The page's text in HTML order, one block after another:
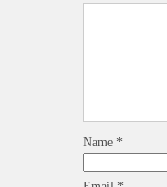
Name *